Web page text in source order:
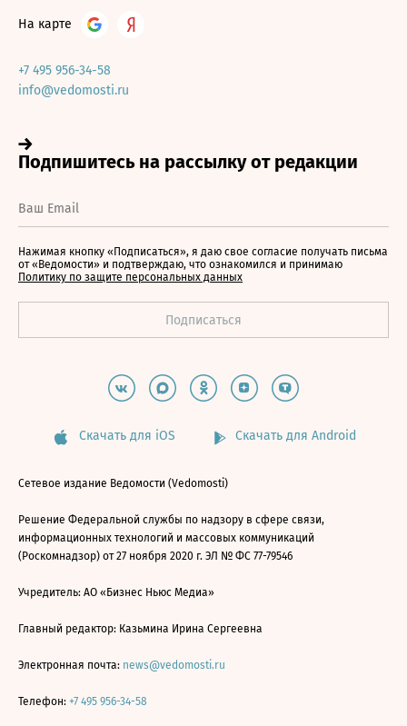
На карте
+7 495 956-34-58
info@vedomosti.ru
Нажимая кнопку «Подписаться», я даю свое согласие получать письма
от «Ведомости» и подтверждаю, что ознакомился и принимаю
Политику по защите персональных данных
Скачать для iOS Скачать для Android
Сетевое издание Ведомости (Vedomosti)
Решение Федеральной службы по надзору в сфере связи,
информационных технологий и массовых коммуникаций
(Роскомнадзор) от 27 ноября 2020 г. ЭЛ № ФС 77-79546
Учредитель: АО «Бизнес Ньюс Медиа»
Главный редактор: Казьмина Ирина Сергеевна
Электронная почта: news@vedomosti.ru
Телефон: +7 495 956-34-58